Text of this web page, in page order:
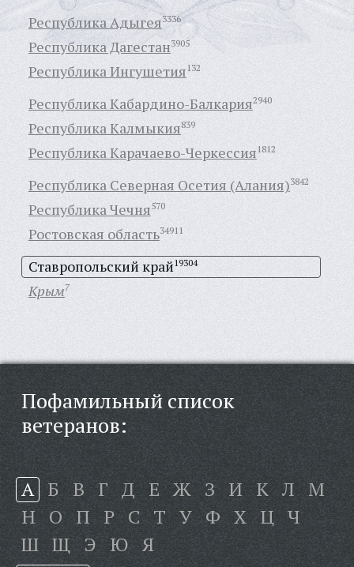
Республика Адыгея3336
Республика Дагестан3905
Республика Ингушетия132
Республика Кабардино-Балкария2940
Республика Калмыкия839
Республика Карачаево-Черкессия1812
Республика Северная Осетия (Алания)3842
Республика Чечня570
Ростовская область34911
Ставропольский край19304
Крым7
Пофамильный список
ветеранов:
А Б В Г Д Е Ж З И К Л М
Н О П Р С Т У Ф Х Ц Ч
Ш Щ Э Ю Я